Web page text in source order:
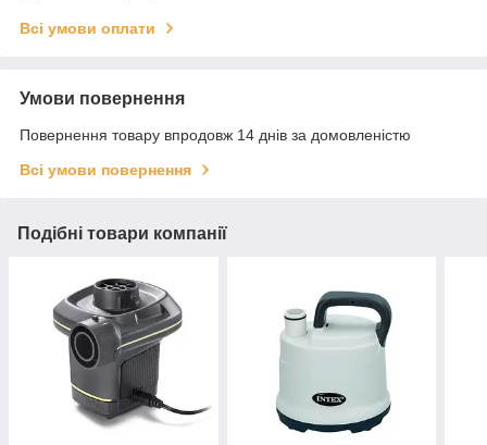
Всі умови оплати
Умови повернення
Повернення товару впродовж 14 днів за домовленістю
Всі умови повернення
Подібні товари компанії